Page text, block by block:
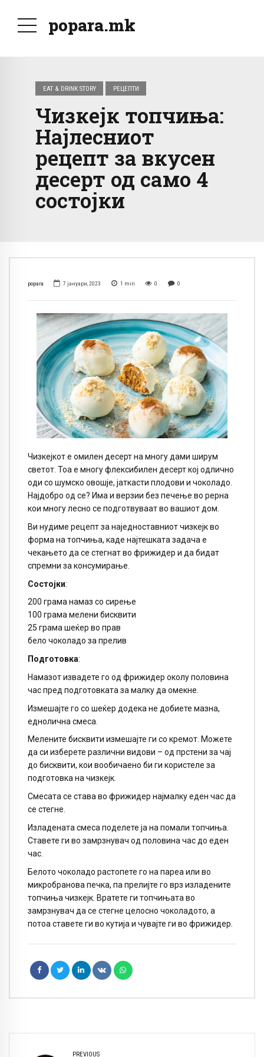
popara.mk
EAT & DRINK STORY РЕЦЕПТИ
Чизкејк топчиња:
Најлесниот
рецепт за вкусен
десерт од само 4
состојки
popara 7 јануари, 2023 1 min 0 0
Чизкејкот е омилен десерт на многу дами ширум
светот. Тоа е многу флексибилен десерт кој одлично
оди со шумско овошје, јаткасти плодови и чоколадо.
Најдобро од се? Има и верзии без печење во рерна
кои многу лесно се подготвуваат во вашиот дом.
Ви нудиме рецепт за наједноставниот чизкејк во
форма на топчиња, каде најтешката задача е
чекањето да се стегнат во фрижидер и да бидат
спремни за консумирање.
Состојки:
200 грама намаз со сирење
100 грама мелени бисквити
25 грама шеќер во прав
бело чоколадо за прелив
Подготовка:
Намазот извадете го од фрижидер околу половина
час пред подготовката за малку да омекне.
Измешајте го со шеќер додека не добиете мазна,
еднолична смеса.
Мелените бисквити измешајте ги со кремот. Можете
да си изберете различни видови – од прстени за чај
до бисквити, кои вообичаено би ги користеле за
подготовка на чизкејк.
Смесата се става во фрижидер најмалку еден час да
се стегне.
Изладената смеса поделете ја на помали топчиња.
Ставете ги во замрзнувач од половина час до еден
час.
Белото чоколадо растопете го на пареа или во
микробранова печка, па прелијте го врз изладените
топчиња чизкејк. Вратете ги топчињата во
замрзнувач да се стегне целосно чоколадото, а
потоа ставете ги во кутија и чувајте ги во фрижидер.
PREVIOUS